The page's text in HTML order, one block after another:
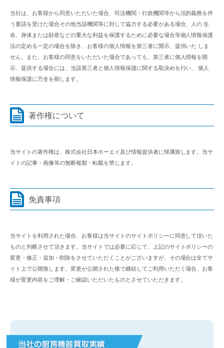
当社は、お客様から同意いただいた場合、司法機関・行政機関等から法的義務を伴
う要請を受けた場合その他当該機関等に対して協力する必要がある場合、人の 生
命、身体または財産などの重大な利益を保護するために必要な場合等個人情報保護
法の定める一定の場合を除き、お客様の個人情報を第三者に開示、提供いた しま
せん。また、お客様の同意をいただいた場合であっても、第三者に個人情報を開
示、提供する場合には、当該第三者と個人情報保護に関する取決めを行い、 個人
情報保護に万全を期します。
著作権について
当サイトの著作権は、株式会社日本ホーエイ及び情報提供者に帰属致します。当サ
イトの記事・画像等の無断複製・転載を禁じます。
免責事項
当サイトを利用された場合、お客様は当サイトのサイトポリシーに同意して頂いた
ものと判断させて頂きます。当サイトでは必要に応じて、上記のサイトポリシーの
変更・修正・追加・削除をさせていただくことがございますが、その場合は全てサ
イト上で公開致します。変更が公開された後で継続してご利用いただく場合、お客
様が変更内容をご理解・ご確認いただいたものとさせていただきます。